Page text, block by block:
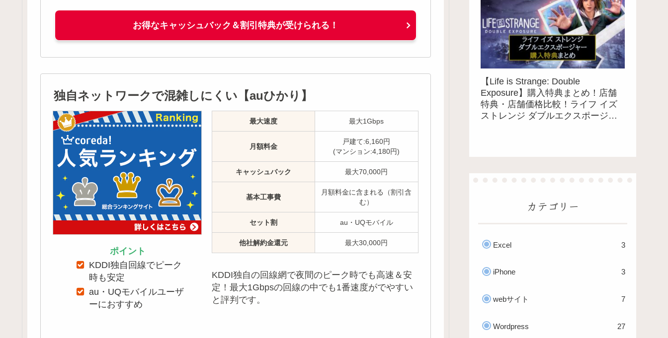
お得なキャッシュバック＆割引特典が受けられる！
独自ネットワークで混雑しにくい【auひかり】
ポイント
KDDI独自回線でピーク
時も安定
au・UQモバイルユーザ
ーにおすすめ
最大速度 最大1Gbps
月額料金
戸建て:6,160円
(マンション:4,180円)
キャッシュバック 最大70,000円
基本工事費
月額料金に含まれる（割引含
む）
セット割 au・UQモバイル
他社解約金還元 最大30,000円
KDDI独自の回線網で夜間のピーク時でも高速＆安
定！最大1Gbpsの回線の中でも1番速度がでやすい
と評判です。
【Life is Strange: Double
Exposure】購入特典まとめ！店舗
特典・店舗価格比較！ライフ イズ
ストレンジ ダブルエクスポージャ
カテゴリー
Excel 3
iPhone 3
webサイト 7
Wordpress 27